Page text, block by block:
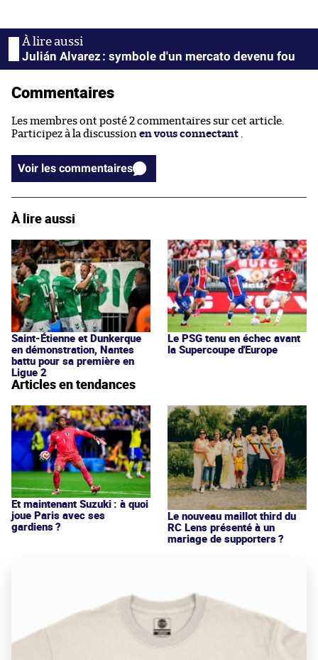
Julián Alvarez : symbole d'un mercato devenu fou
Commentaires
Les membres ont posté 2 commentaires sur cet article.
Participez à la discussion en vous connectant .
Voir les commentaires
À lire aussi
Saint-Étienne et Dunkerque
en démonstration, Nantes
battu pour sa première en
Ligue 2
Le PSG tenu en échec avant
la Supercoupe d'Europe
Articles en tendances
Et maintenant Suzuki : à quoi
joue Paris avec ses
gardiens ?
Le nouveau maillot third du
RC Lens présenté à un
mariage de supporters ?